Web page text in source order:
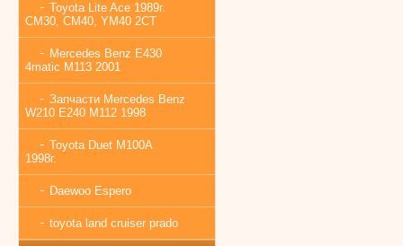
Toyota Lite Ace 1989г.
CM30, CM40, YM40 2CT
Mercedes Benz E430
4matic M113 2001
Запчасти Mercedes Benz
W210 E240 M112 1998
Toyota Duet M100A
1998г.
Daewoo Espero
toyota land cruiser prado